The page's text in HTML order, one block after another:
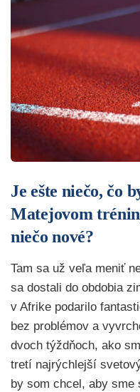
Je ešte niečo, čo
Matejovom
niečo nové?
Tam sa už veľa meniť
sa dostali do obdobia
v Afrike podarilo
bez problémov a
dvoch týždňoch, ako
tretí najrýchlejší
by som chcel, aby sme